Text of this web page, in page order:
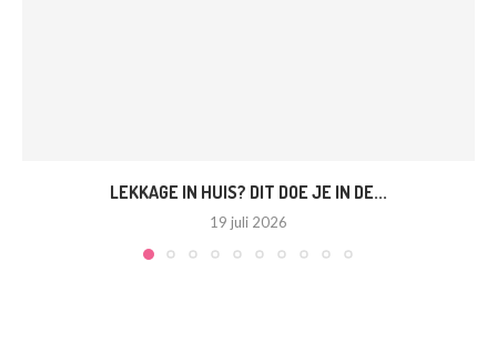
LEKKAGE IN HUIS? DIT DOE JE IN DE...
19 juli 2026